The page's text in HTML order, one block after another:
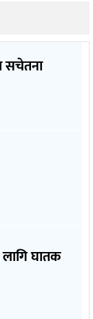
सचेतना
घातक